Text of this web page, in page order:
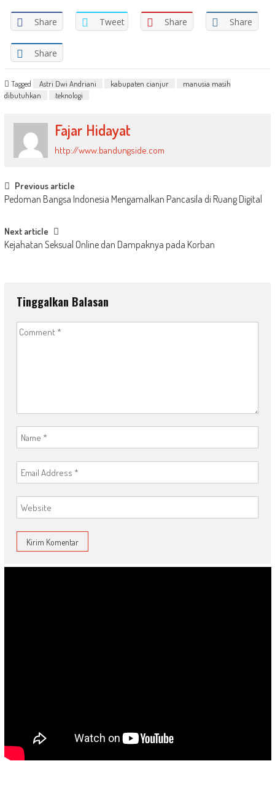
Share Tweet Share Share
Share
Tagged Astri Dwi Andriani kabupaten cianjur
manusia masih
dibutuhkan
teknologi
Fajar Hidayat
http://www.bandungside.com
Post
navigation
Previous article
Pedoman Bangsa Indonesia Mengamalkan Pancasila di Ruang Digital
Next article
Kejahatan Seksual Online dan Dampaknya pada Korban
Tinggalkan Balasan